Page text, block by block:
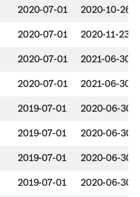
2020-07-01 2020-10-26
2020-07-01 2020-11-23
2020-07-01 2021-06-30
2020-07-01 2021-06-30
2019-07-01 2020-06-30
2019-07-01 2020-06-30
2019-07-01 2020-06-30
2019-07-01 2020-06-30